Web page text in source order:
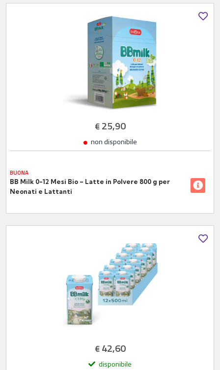
€25,90
non disponibile
BUONA
BB Milk 0-12 Mesi Bio – Latte in Polvere 800 g per
Neonati e Lattanti
€42,60
disponibile